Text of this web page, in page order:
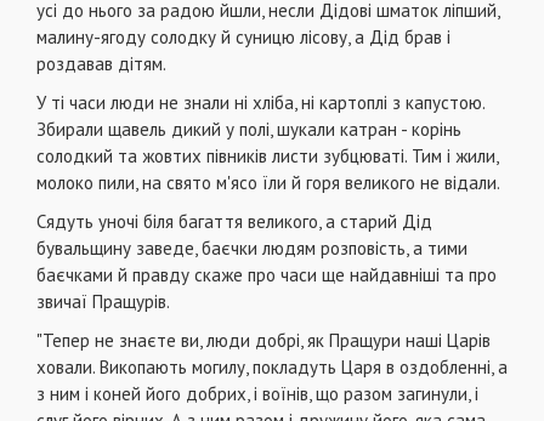
усі до нього за радою йшли, несли Дідові шматок ліпший,
малину-ягоду солодку й суницю лісову, а Дід брав і
роздавав дітям.
У ті часи люди не знали ні хліба, ні картоплі з капустою.
Збирали щавель дикий у полі, шукали катран - корінь
солодкий та жовтих півників листи зубцюваті. Тим і жили,
молоко пили, на свято м'ясо їли й горя великого не відали.
Сядуть уночі біля багаття великого, а старий Дід
бувальщину заведе, баєчки людям розповість, а тими
баєчками й правду скаже про часи ще найдавніші та про
звичаї Пращурів.
"Тепер не знаєте ви, люди добрі, як Пращури наші Царів
ховали. Викопають могилу, покладуть Царя в оздобленні, а
з ним і коней його добрих, і воїнів, що разом загинули, і